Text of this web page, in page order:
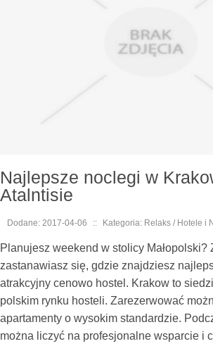
Najlepsze noclegi w
Atalntisie
Dodane: 2017-04-06 :: Kategoria: Relaks / Hotele i
Planujesz weekend w stolicy Małopolski?
zastanawiasz się, gdzie znajdziesz
atrakcyjny cenowo hostel. Krakow to
polskim rynku hosteli. Zarezerwować
apartamenty o wysokim standardzie.
można liczyć na profesjonalne wsparcie i